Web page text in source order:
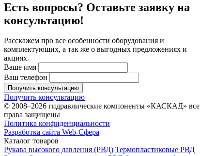
Есть вопросы? Оставьте заявку на
консультацию!
Расскажем про все особенности оборудования и
комплектующих, а так же о выгодных предложениях и
акциях.
Ваше имя
Ваш телефон
Получить консультацию
Получить консультацию
© 2008–2026 гидравлические компоненты «КАСКАД» все
права защищены
Политика конфиденциальности
Разработка сайта Web-Сфера
Каталог товаров
Рукава высокого давления (РВД) Термопластиковые РВД